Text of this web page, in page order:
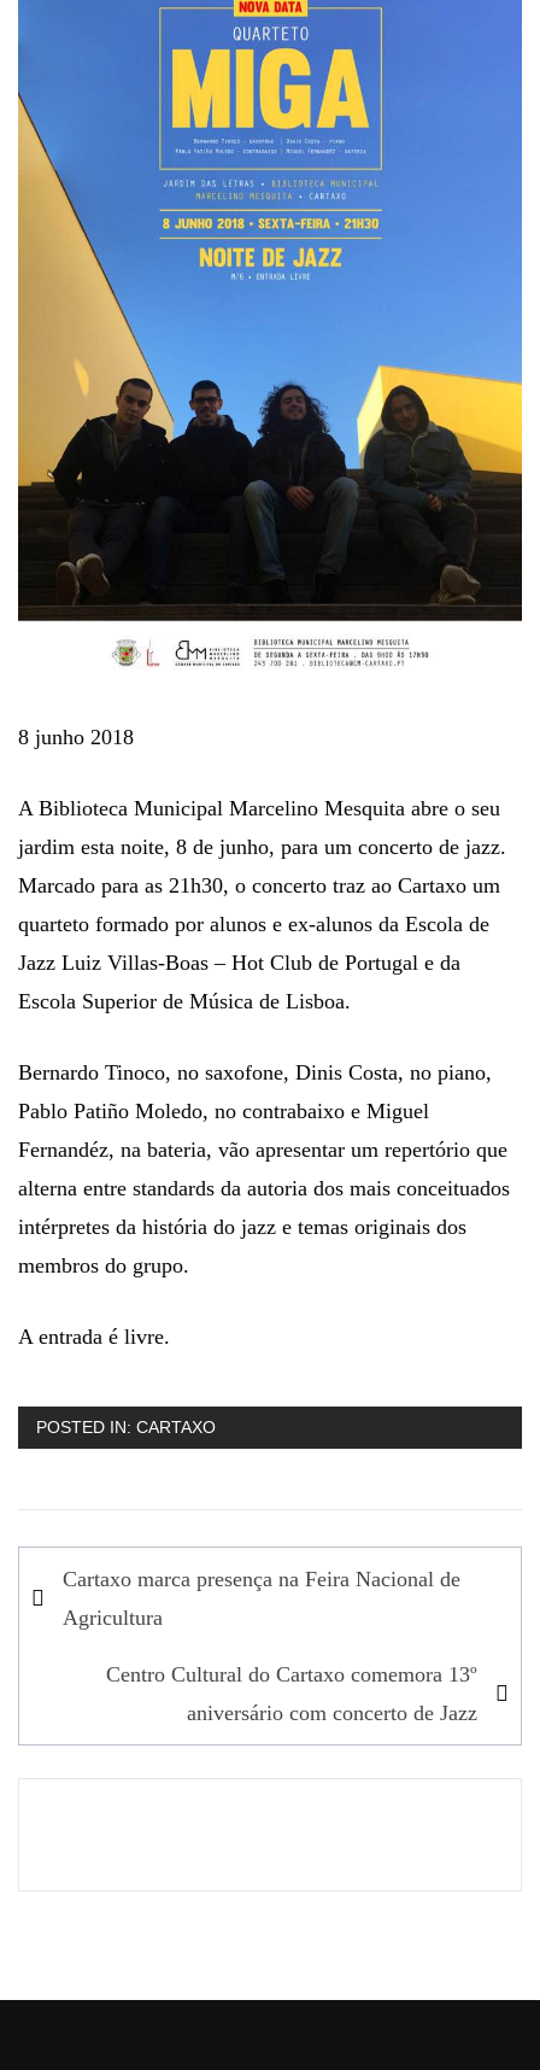
8 junho 2018
A Biblioteca Municipal Marcelino Mesquita abre o seu
jardim esta noite, 8 de junho, para um concerto de jazz.
Marcado para as 21h30, o concerto traz ao Cartaxo um
quarteto formado por alunos e ex-alunos da Escola de
Jazz Luiz Villas-Boas – Hot Club de Portugal e da
Escola Superior de Música de Lisboa.
Bernardo Tinoco, no saxofone, Dinis Costa, no piano,
Pablo Patiño Moledo, no contrabaixo e Miguel
Fernandéz, na bateria, vão apresentar um repertório que
alterna entre standards da autoria dos mais conceituados
intérpretes da história do jazz e temas originais dos
membros do grupo.
A entrada é livre.
POSTED IN: CARTAXO
Navegação
de
Cartaxo marca presença na Feira Nacional de
Agricultura
Centro Cultural do Cartaxo comemora 13º
aniversário com concerto de Jazz